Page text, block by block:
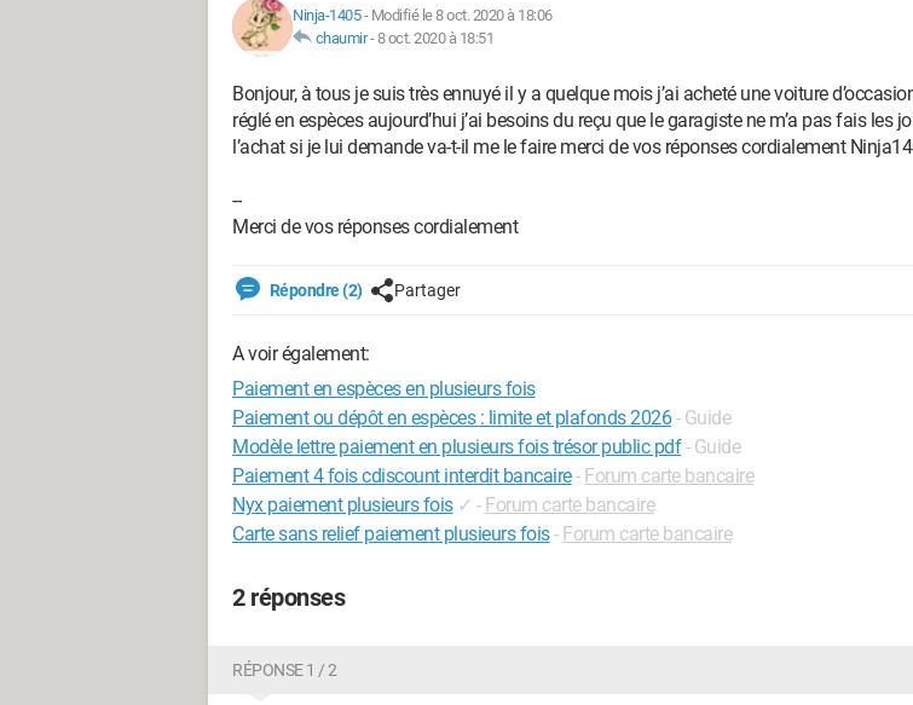
Ninja-1405- Modifié le 8 oct. 2020 à 18:06
chaumir-8 oct. 2020 à 18:51
Bonjour, à tous je suis très ennuyé il y a quelque mois j’ai acheté une voiture
réglé en espèces aujourd’hui j’ai besoins du reçu que le garagiste ne m’a pas fais les
l’achat si je lui demande va-t-il me le faire merci de vos réponses cordialement
--
Merci de vos réponses cordialement
Répondre (2) Partager
A voir également:
Paiement en espèces en plusieurs fois
Paiement ou dépôt en espèces : limite et plafonds 2026 - Guide
Modèle lettre paiement en plusieurs fois trésor public pdf - Guide
Paiement 4 fois cdiscount interdit bancaire- Forum carte bancaire
Nyx paiement plusieurs fois ✓ - Forum carte bancaire
Carte sans relief paiement plusieurs fois- Forum carte bancaire
2 réponses
RÉPONSE 1 / 2